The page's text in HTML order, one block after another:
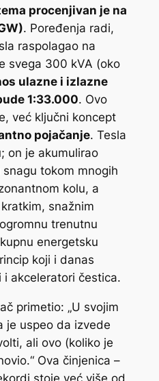
procenjivan je na
. Poređenja radi,
raspolagao na
svega 300 kVA (oko
ulazne i izlazne
1:33.000. Ovo
već ključni koncept
pojačanje. Tesla
on je akumulirao
tokom mnogih
kolu, a
snažnim
trenutnu
energetsku
koji i danas
i akceleratori čestica.
primetio: „U svojim
je uspeo da izvede
ali ovo (koliko je
Ova činjenica –
stoje već više od